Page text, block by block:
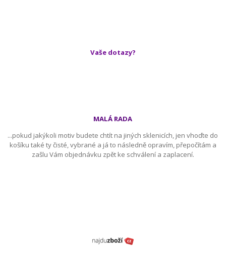
Vaše dotazy?
MALÁ RADA
...pokud jakýkoli motiv budete chtít na jiných sklenicích, jen vhoďte do
košíku také ty čisté, vybrané a já to následně opravím, přepočítám a
zašlu Vám objednávku zpět ke schválení a zaplacení.